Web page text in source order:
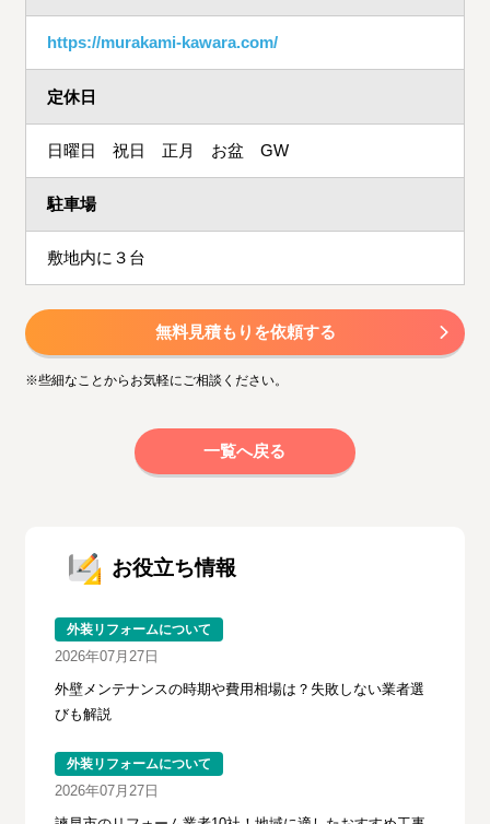
https://murakami-kawara.com/
定休日
日曜日 祝日 正月 お盆 GW
駐車場
敷地内に３台
無料見積もりを依頼する
※些細なことからお気軽にご相談ください。
一覧へ戻る
お役立ち情報
外装リフォームについて
2026年07月27日
外壁メンテナンスの時期や費用相場は？失敗しない業者選
びも解説
外装リフォームについて
2026年07月27日